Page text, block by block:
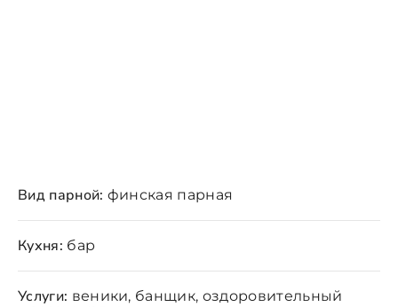
Вид парной: финская парная
Кухня: бар
Услуги: веники, банщик, оздоровительный